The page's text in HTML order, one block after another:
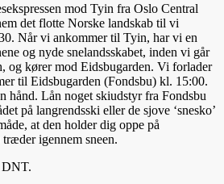
mod Tyin fra Oslo Central
det flotte Norske landskab til vi
Når vi ankommer til Tyin, har vi en
og nyde snelandsskabet, inden vi går
og kører mod Eidsbugarden. Vi forlader
til Eidsbugarden (Fondsbu) kl. 15:00.
hånd. Lån noget skiudstyr fra Fondsbu
på langrendsski eller de sjove ‘snesko’
at den holder dig oppe på
igennem sneen.
DNT.